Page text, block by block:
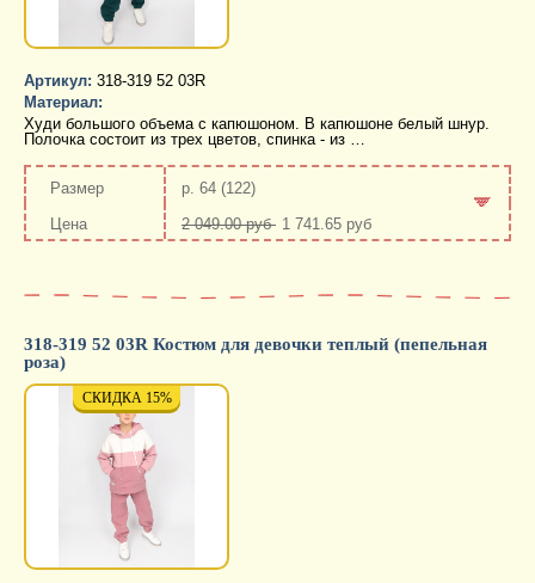
Артикул: 318-319 52 03R
Материал:
Худи большого объема с капюшоном. В капюшоне белый шнур.
Полочка состоит из трех цветов, спинка - из …
р. 64 (122)
2 049.00 руб 1 741.65 руб
318-319 52 03R Костюм для девочки теплый (пепельная
роза)
СКИДКА 15%